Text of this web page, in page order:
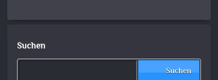
Suchen
Suchen